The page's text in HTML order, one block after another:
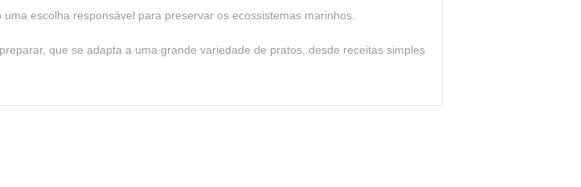
escolha responsável para preservar os ecossistemas marinhos.
que se adapta a uma grande variedade de pratos, desde receitas simples